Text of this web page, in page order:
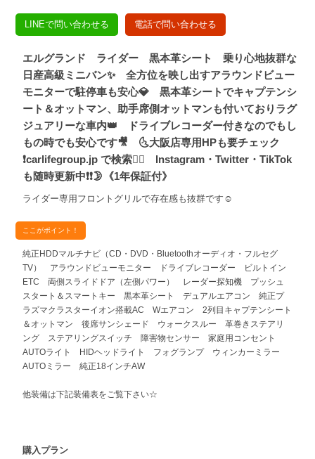
LINEで問い合わせる 電話で問い合わせる
エルグランド ライダー 黒本革シート 乗り心地抜群な
日産高級ミニバン✨ 全方位を映し出すアラウンドビュー
モニターで駐停車も安心💎 黒本革シートでキャプテンシ
ート＆オットマン、助手席側オットマンも付いておりラグ
ジュアリーな車内👑 ドライブレコーダー付きなのでもし
もの時でも安心です🎥 🌜大阪店専用HPも要チェック
❗carlifegroup.jp で検索🕵️‍♂️ Instagram・Twitter・TikTok
も随時更新中❗❗🌛《1年保証付》
ライダー専用フロントグリルで存在感も抜群です☺️
ここがポイント！
純正HDDマルチナビ（CD・DVD・Bluetoothオーディオ・フルセグ
TV） アラウンドビューモニター ドライブレコーダー ビルトイン
ETC 両側スライドドア（左側パワー） レーダー探知機 プッシュ
スタート＆スマートキー 黒本革シート デュアルエアコン 純正プ
ラズマクラスターイオン搭載AC Wエアコン 2列目キャプテンシート
＆オットマン 後席サンシェード ウォークスルー 革巻きステアリ
ング ステアリングスイッチ 障害物センサー 家庭用コンセント
AUTOライト HIDヘッドライト フォグランプ ウィンカーミラー
AUTOミラー 純正18インチAW
他装備は下記装備表をご覧下さい☆
購入プラン